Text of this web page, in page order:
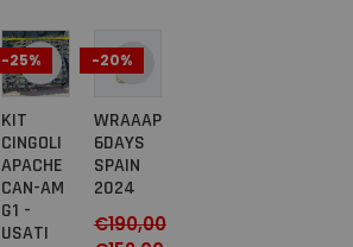
-25%
KIT
CINGOLI
APACHE
CAN-AM
G1 -
USATI
-20%
WRAAAP
6DAYS
SPAIN
2024
€190,00